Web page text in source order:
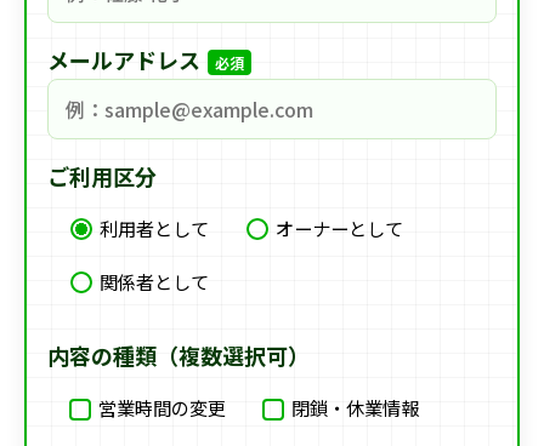
メールアドレス 必須
ご利用区分
利用者として
オーナーとして
関係者として
内容の種類（複数選択可）
営業時間の変更 閉鎖・休業情報